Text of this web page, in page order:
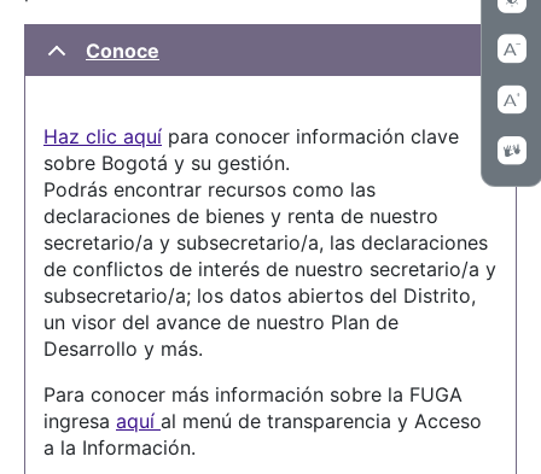
Conoce
Haz clic aquí para conocer información clave
sobre Bogotá y su gestión.
Podrás encontrar recursos como las
declaraciones de bienes y renta de nuestro
secretario/a y subsecretario/a, las declaraciones
de conflictos de interés de nuestro secretario/a y
subsecretario/a; los datos abiertos del Distrito,
un visor del avance de nuestro Plan de
Desarrollo y más.
Para conocer más información sobre la FUGA
ingresa aquí al menú de transparencia y Acceso
a la Información.